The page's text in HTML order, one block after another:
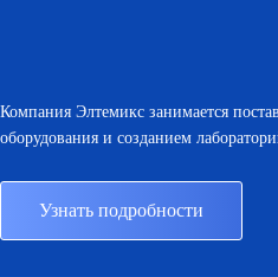
Компания Элтемикс занимается
оборудования и созданием
Узнать подробности